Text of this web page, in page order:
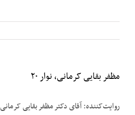
مظفر بقایی کرمانی، نوار ۲۰
روایت‌کننده: آقای دکتر مظفر بقایی کرمانی